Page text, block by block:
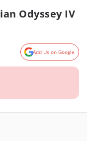
Odyssey IV
Add Us on Google